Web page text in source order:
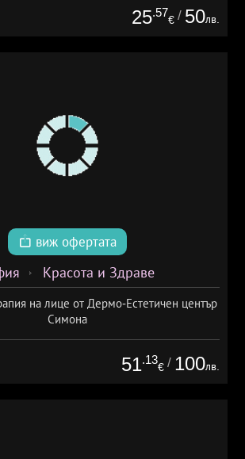
25.57
€ / 50лв.
виж офертата
Красота и Здраве
на лице от Дермо-Естетичен център
Симона
51.13
€ / 100лв.